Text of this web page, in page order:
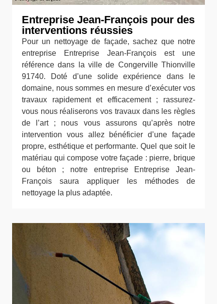
Entreprise Jean-François pour des
interventions réussies
Pour un nettoyage de façade, sachez que notre
entreprise Entreprise Jean-François est une
référence dans la ville de Congerville Thionville
91740. Doté d’une solide expérience dans le
domaine, nous sommes en mesure d’exécuter vos
travaux rapidement et efficacement ; rassurez-
vous nous réaliserons vos travaux dans les règles
de l’art ; nous vous assurons qu’après notre
intervention vous allez bénéficier d’une façade
propre, esthétique et performante. Quel que soit le
matériau qui compose votre façade : pierre, brique
ou béton ; notre entreprise Entreprise Jean-
François saura appliquer les méthodes de
nettoyage la plus adaptée.